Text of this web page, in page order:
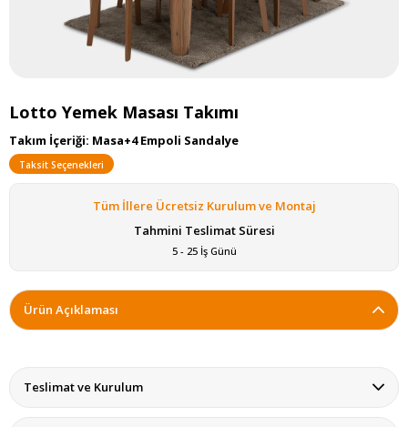
Lotto Yemek Masası Takımı
Takım İçeriği: Masa+4 Empoli Sandalye
Taksit Seçenekleri
Tüm İllere Ücretsiz Kurulum ve Montaj
Tahmini Teslimat Süresi
5 - 25 İş Günü
Ürün Açıklaması
Teslimat ve Kurulum